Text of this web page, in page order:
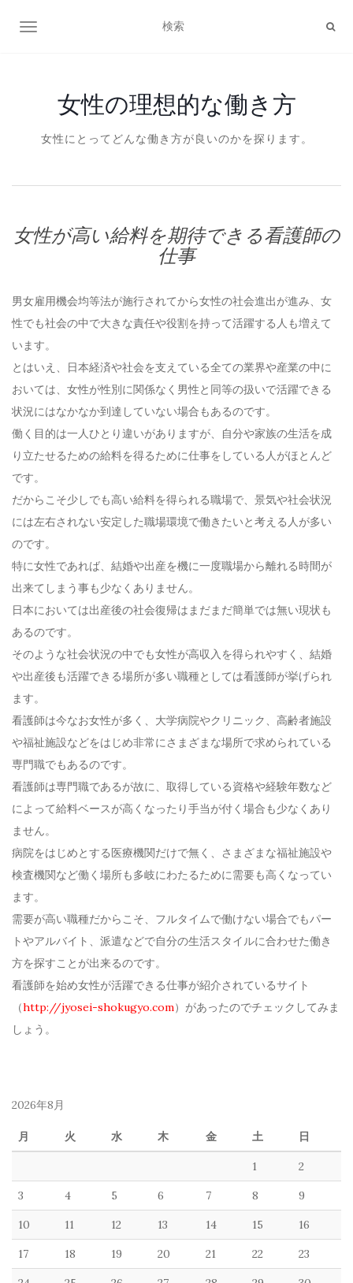
ナビゲーション切り替え
女性の理想的な働き方
女性にとってどんな働き方が良いのかを探ります。
女性が高い給料を期待できる看護師の
仕事
男女雇用機会均等法が施行されてから女性の社会進出が進み、女
性でも社会の中で大きな責任や役割を持って活躍する人も増えて
います。
とはいえ、日本経済や社会を支えている全ての業界や産業の中に
おいては、女性が性別に関係なく男性と同等の扱いで活躍できる
状況にはなかなか到達していない場合もあるのです。
働く目的は一人ひとり違いがありますが、自分や家族の生活を成
り立たせるための給料を得るために仕事をしている人がほとんど
です。
だからこそ少しでも高い給料を得られる職場で、景気や社会状況
には左右されない安定した職場環境で働きたいと考える人が多い
のです。
特に女性であれば、結婚や出産を機に一度職場から離れる時間が
出来てしまう事も少なくありません。
日本においては出産後の社会復帰はまだまだ簡単では無い現状も
あるのです。
そのような社会状況の中でも女性が高収入を得られやすく、結婚
や出産後も活躍できる場所が多い職種としては看護師が挙げられ
ます。
看護師は今なお女性が多く、大学病院やクリニック、高齢者施設
や福祉施設などをはじめ非常にさまざまな場所で求められている
専門職でもあるのです。
看護師は専門職であるが故に、取得している資格や経験年数など
によって給料ベースが高くなったり手当が付く場合も少なくあり
ません。
病院をはじめとする医療機関だけで無く、さまざまな福祉施設や
検査機関など働く場所も多岐にわたるために需要も高くなってい
ます。
需要が高い職種だからこそ、フルタイムで働けない場合でもパー
トやアルバイト、派遣などで自分の生活スタイルに合わせた働き
方を探すことが出来るのです。
看護師を始め女性が活躍できる仕事が紹介されているサイト
（http://jyosei-shokugyo.com）があったのでチェックしてみま
しょう。
2026年8月
月 火 水 木 金 土 日
1 2
3 4 5 6 7 8 9
10 11 12 13 14 15 16
17 18 19 20 21 22 23